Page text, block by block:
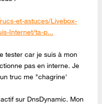
et-astuces/Livebox-
Internet/ta-p...
tester car je suis à mon
pas en interne. Je
truc me "chagrine'
sur DnsDynamic. Mon